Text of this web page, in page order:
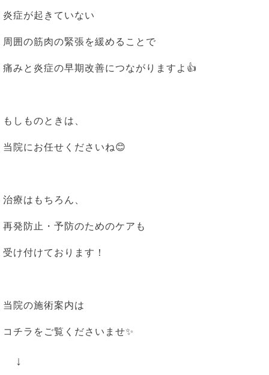
炎症が起きていない
周囲の筋肉の緊張を緩めることで
痛みと炎症の早期改善につながりますよ👍
もしものときは、
当院にお任せくださいね😊
治療はもちろん、
再発防止・予防のためのケアも
受け付けております！
当院の施術案内は
コチラをご覧くださいませ✨
↓